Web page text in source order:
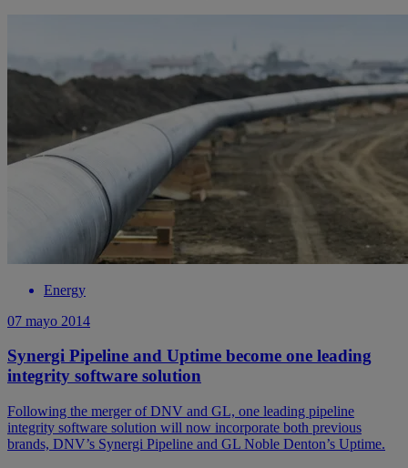
Energy
07 mayo 2014
Synergi Pipeline and Uptime become one leading
integrity software solution
Following the merger of DNV and GL, one leading pipeline
integrity software solution will now incorporate both previous
brands, DNV’s Synergi Pipeline and GL Noble Denton’s Uptime.